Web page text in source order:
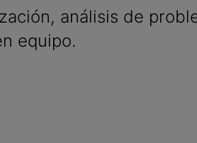
análisis de
equipo.